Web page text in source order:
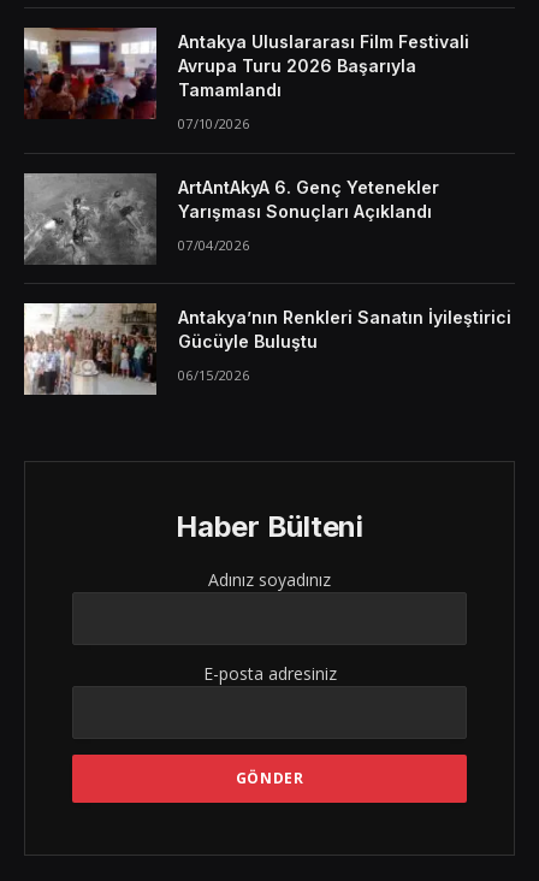
Antakya Uluslararası Film Festivali
Avrupa Turu 2026 Başarıyla
Tamamlandı
07/10/2026
ArtAntAkyA 6. Genç Yetenekler
Yarışması Sonuçları Açıklandı
07/04/2026
Antakya’nın Renkleri Sanatın İyileştirici
Gücüyle Buluştu
06/15/2026
Haber Bülteni
Adınız soyadınız
E-posta adresiniz